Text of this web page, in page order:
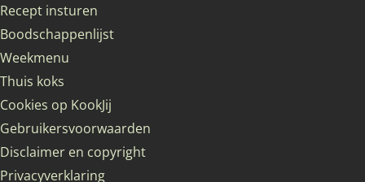
Recept insturen
Boodschappenlijst
Weekmenu
Thuis koks
Cookies op KookJij
Gebruikersvoorwaarden
Disclaimer en copyright
Privacyverklaring